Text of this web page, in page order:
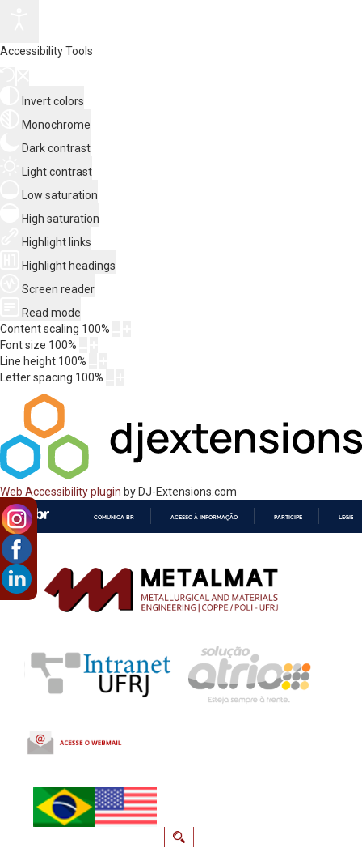
Accessibility Tools
Invert colors
Monochrome
Dark contrast
Light contrast
Low saturation
High saturation
Highlight links
Highlight headings
Screen reader
Read mode
Content scaling 100%
Font size 100%
Line height 100%
Letter spacing 100%
Web Accessibility plugin by DJ-Extensions.com
CONTEÚDO
COMUNICA BR ACESSO À INFORMAÇÃO PARTICIPE